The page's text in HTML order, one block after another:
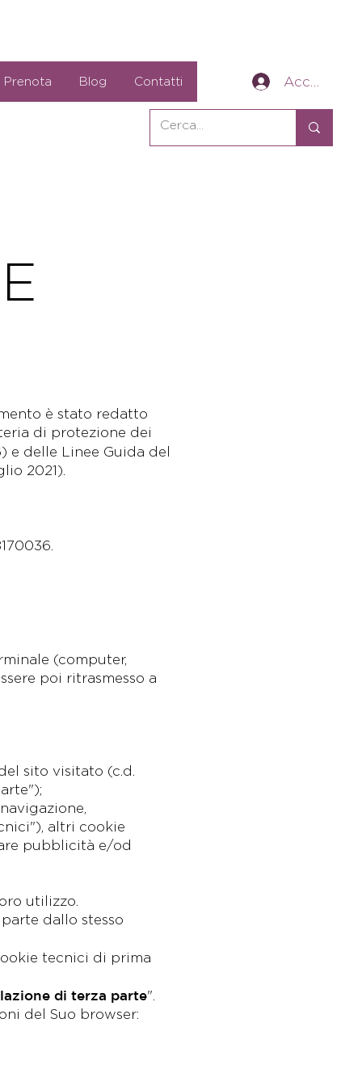
Accedi
Prenota Blog Contatti
è stato redatto
di protezione dei
e delle Linee Guida del
2021).
(computer,
poi ritrasmesso a
sito visitato (c.d.
altri cookie
pubblicità e/od
utilizzo.
dallo stesso
tecnici di prima
di terza parte".
del Suo browser: